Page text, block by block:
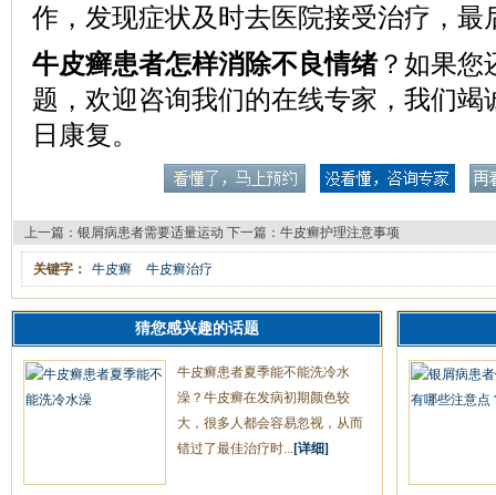
作，发现症状及时去医院接受治疗，最
牛皮癣患者怎样消除不良情绪？如果您
题，欢迎咨询我们的在线专家，我们竭
日康复。
上一篇： 银屑病患者需要适量运动 下一篇： 牛皮癣护理注意事项
关键字： 牛皮癣 牛皮癣治疗
猜您感兴趣的话题
牛皮癣患者夏季能不能洗冷水
澡？牛皮癣在发病初期颜色较
大，很多人都会容易忽视，从而
错过了最佳治疗时... [详细]